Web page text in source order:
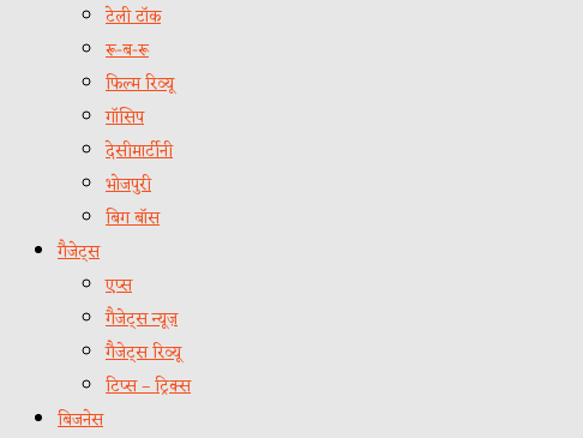
टेली टॉक
रू-ब-रू
फिल्म रिव्यू
गॉसिप
देसीमार्टीनी
भोजपुरी
बिग बॉस
गैजेट्स
एप्स
गैजेट्स न्यूज़
गैजेट्स रिव्यू
टिप्स – ट्रिक्स
बिजनेस